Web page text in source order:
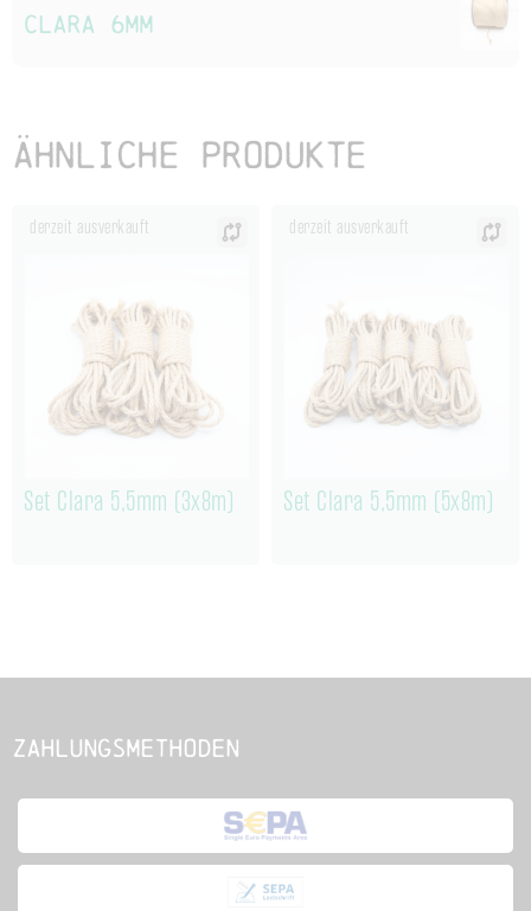
Clara 6mm
Ähnliche Produkte
derzeit ausverkauft
Set Clara 5,5mm (3x8m)
derzeit ausverkauft
Set Clara 5,5mm (5x8m)
Zahlungsmethoden